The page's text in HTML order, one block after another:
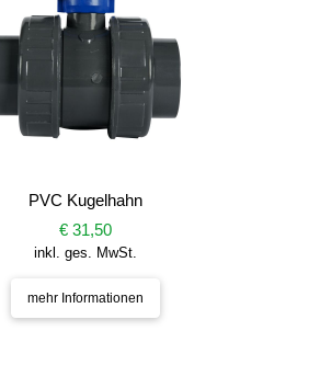
PVC Kugelhahn
€ 31,50
inkl. ges. MwSt.
mehr Informationen